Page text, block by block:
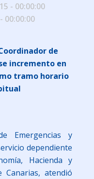
- 00:00:00
00:00:00
de
incremento en
tramo horario
Emergencias y
dependiente
Hacienda y
Canarias, atendió